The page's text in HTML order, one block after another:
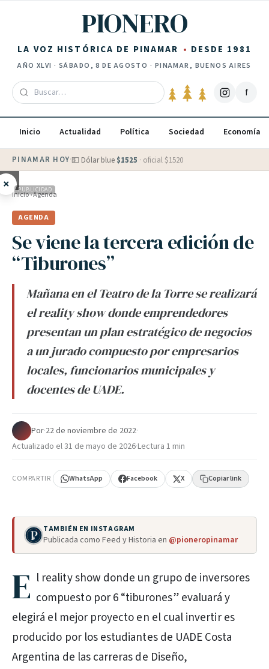
PIONERO
LA VOZ HISTÓRICA DE PINAMAR DESDE 1981
AÑO XLVI · SÁBADO, 8 DE AGOSTO · PINAMAR, BUENOS AIRES
f
Inicio Actualidad Política Sociedad Economía
PINAMAR HOY·💵 Dólar blue $1525 · oficial $1520
× PUBLICIDAD
Inicio›Agenda
AGENDA
Se viene la tercera edición de
“Tiburones”
Mañana en el Teatro de la Torre se realizará
el reality show donde emprendedores
presentan un plan estratégico de negocios
a un jurado compuesto por empresarios
locales, funcionarios municipales y
docentes de UADE.
Por·22 de noviembre de 2022·
Actualizado el31 de mayo de 2026·Lectura 1 min
COMPARTIR WhatsApp Facebook X Copiar link
TAMBIÉN EN INSTAGRAM
Publicada como Feed y Historia en @pioneropinamar
E l reality show donde un grupo de inversores
compuesto por 6 “tiburones” evaluará y
elegirá el mejor proyecto en el cual invertir es
producido por los estudiantes de UADE Costa
Argentina de las carreras de Diseño,